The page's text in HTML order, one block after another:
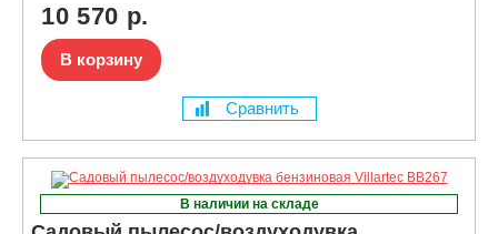
10 570 р.
В корзину
Сравнить
В наличии на складе